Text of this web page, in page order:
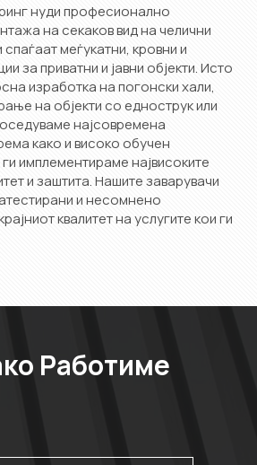
нуди професионално
на секаков вид на челични
меѓукатни, кровни и
за приватни и јавни објекти. Исто
изработка на погонски хали,
на објекти со еднострук или
најсовремена
како и високо обучен
имплементираме највисоките
и заштита. Нашите заварувачи
и несомнено
квалитет на услугите кои ги
Работиме